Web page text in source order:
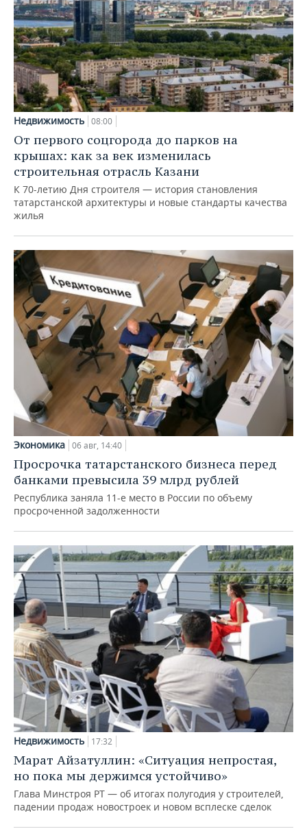
Недвижимость 08:00
От первого соцгорода до парков на
крышах: как за век изменилась
строительная отрасль Казани
К 70-летию Дня строителя — история становления
татарстанской архитектуры и новые стандарты качества
жилья
Экономика 06 авг, 14:40
Просрочка татарстанского бизнеса перед
банками превысила 39 млрд рублей
Республика заняла 11-е место в России по объему
просроченной задолженности
Недвижимость 17:32
Марат Айзатуллин: «Ситуация непростая,
но пока мы держимся устойчиво»
Глава Минстроя РТ — об итогах полугодия у строителей,
падении продаж новостроек и новом всплеске сделок